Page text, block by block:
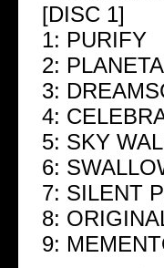
[DISC 1]
1: PURIFY
2:
3:
4:
5: SKY
6:
7: SILENT
8:
9: